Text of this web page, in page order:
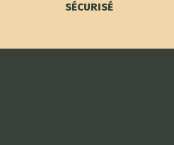
SÉCURISÉ